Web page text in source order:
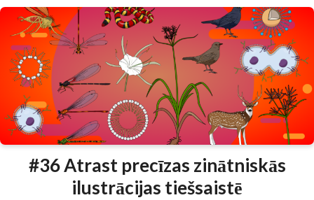
#36 Atrast precīzas zinātniskās
ilustrācijas tiešsaistē